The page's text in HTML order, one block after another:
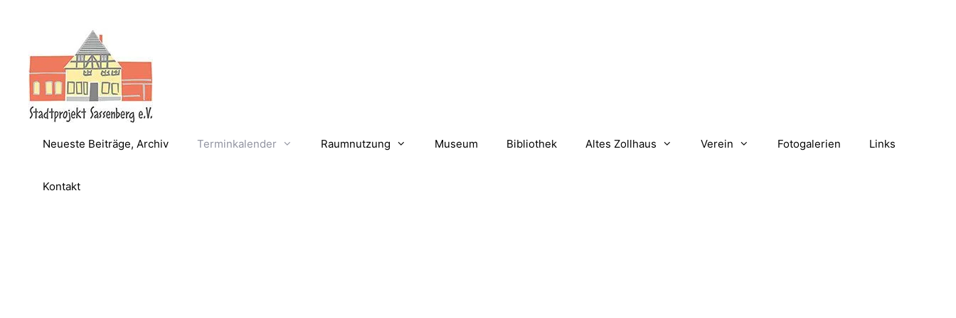
Neueste Beiträge, Archiv Terminkalender Raumnutzung Museum Bibliothek Altes Zollhaus Verein Fotogalerien Links
Kontakt